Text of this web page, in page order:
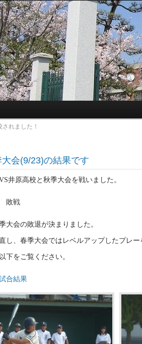
れました！
会(9/23)の結果です
井原高校と秋季大会を戦いました。
戦
大会の敗退が決まりました。
し、春季大会ではレベルアップしたプレ
下をご覧ください。
合結果